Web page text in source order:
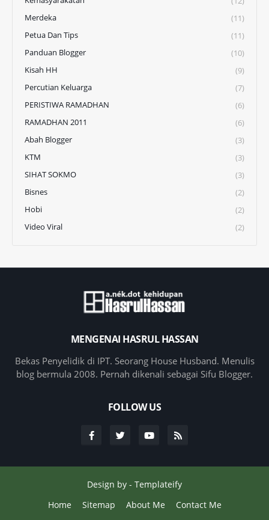
Merdeka
(11)
Petua Dan Tips
(11)
Panduan Blogger
(10)
Kisah HH
(9)
Percutian Keluarga
(7)
PERISTIWA RAMADHAN
(6)
RAMADHAN 2011
(6)
Abah Blogger
(3)
KTM
(3)
SIHAT SOKMO
(3)
Bisnes
(2)
Hobi
(2)
Video Viral
(2)
MENGENAI HASRUL HASSAN
Bekas Penyelidik di IPT. Seorang House Husband. Menulis
blog bermula 2008. Pernah dikenali sebagai Sifu Blogger.
FOLLOW US
Design by - Templateify
Home
Sitemap About Me Contact Me